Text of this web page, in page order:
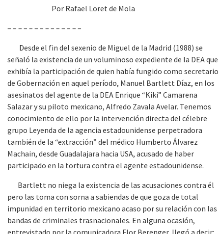
Por Rafael Loret de Mola
– – – – – – – – – – – – – –
Desde el fin del sexenio de Miguel de la Madrid (1988) se
señaló la existencia de un voluminoso expediente de la DEA que
exhibía la participación de quien había fungido como secretario
de Gobernación en aquel período, Manuel Bartlett Díaz, en los
asesinatos del agente de la DEA Enrique “Kiki” Camarena
Salazar y su piloto mexicano, Alfredo Zavala Avelar. Tenemos
conocimiento de ello por la intervención directa del célebre
grupo Leyenda de la agencia estadounidense perpetradora
también de la “extracción” del médico Humberto Álvarez
Machain, desde Guadalajara hacia USA, acusado de haber
participado en la tortura contra el agente estadounidense.
Bartlett no niega la existencia de las acusaciones contra él
pero las toma con sorna a sabiendas de que goza de total
impunidad en territorio mexicano acaso por su relación con las
bandas de criminales trasnacionales. En alguna ocasión,